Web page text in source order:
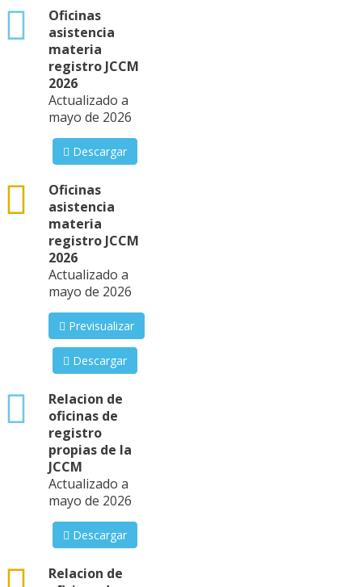
Oficinas
asistencia
materia
registro JCCM
2026
xlsx
Actualizado a
mayo de 2026
Descargar
Oficinas
asistencia
materia
registro JCCM
2026
csv
Actualizado a
mayo de 2026
Previsualizar
Descargar
Relacion de
oficinas de
registro
propias de la
JCCM
xlsx
Actualizado a
mayo de 2026
Descargar
Relacion de
csv